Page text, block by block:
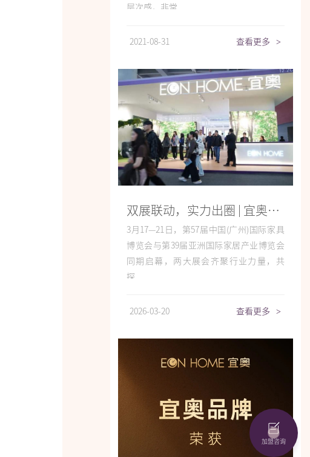
层次感，非常...
2021-08-31 查看更多 >
双展联动，实力出圈 | 宜奥携明星产品亮相全球产业盛会
3月17—21日，第57届中国(广州)国际家具
博览会与第39届亚洲国际家居产业博览会
同期启幕，两大展会齐聚行业力量，共
探...
2026-03-20 查看更多 >
加盟咨询